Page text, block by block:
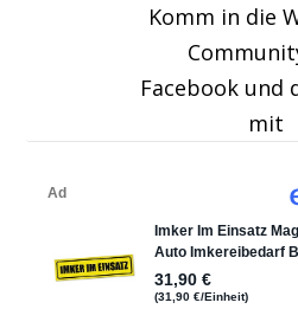
Komm in die
Facebook und
mit